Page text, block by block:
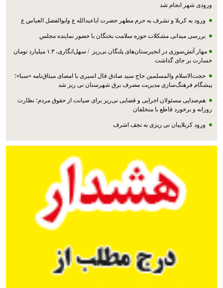
ورودی شهر انجام شد
ورود به کربلا و تشرف به حرم مطهر حضرت اباعبدالله ع وابوالفضل العباس ع
بررسی میدانی مشکلات حوزه سلامت بختگان با حضور نماینده مجلس
مهار آتش‌سوزی در انجیرستان‌های پلنگان نی‌ریز / سهل‌انگاری، ۱.۳ میلیارد تومان
خسارت بر جای گذاشت
حجت‌الاسلام والمسلمین حاج سید صادق فال اسیری با امضای میثاق‌نامه «سبا»؛
پیشگام فرهنگ‌سازی مدیریت مصرف برق شهرستان نی ریز شد
هم‌صدایی مسئولان اجرایی و قضایی نی‌ریز برای صیانت از حقوق مردم؛ نظارت
روزانه و برخورد قاطع با متخلفان
ورود کربلاییان نی ریزی به نجف اشرف